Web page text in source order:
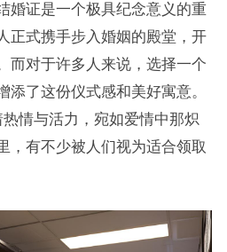
婚证是一个极具纪念意义的重
正式携手步入婚姻的殿堂，开
而对于许多人来说，选择一个
添了这份仪式感和美好寓意。
情与活力，宛如爱情中那炽
，有不少被人们视为适合领取